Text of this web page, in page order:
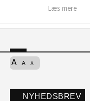
Læs mere
A A A
NYHEDSBREV